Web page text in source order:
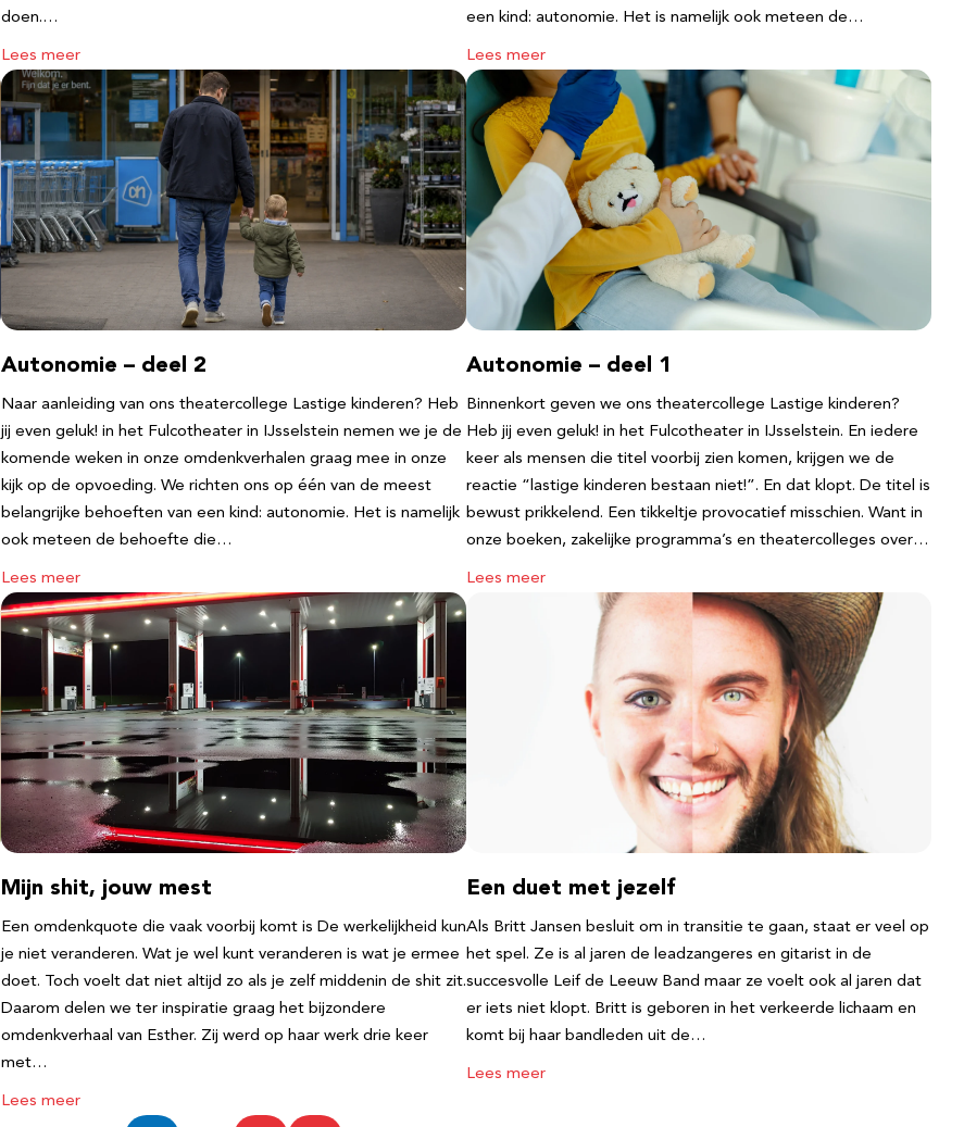
doen.…
Lees meer
een kind: autonomie. Het is namelijk ook meteen de…
Lees meer
Autonomie – deel 2
Naar aanleiding van ons theatercollege Lastige kinderen? Heb
jij even geluk! in het Fulcotheater in IJsselstein nemen we je de
komende weken in onze omdenkverhalen graag mee in onze
kijk op de opvoeding. We richten ons op één van de meest
belangrijke behoeften van een kind: autonomie. Het is namelijk
ook meteen de behoefte die…
Lees meer
Autonomie – deel 1
Binnenkort geven we ons theatercollege Lastige kinderen?
Heb jij even geluk! in het Fulcotheater in IJsselstein. En iedere
keer als mensen die titel voorbij zien komen, krijgen we de
reactie “lastige kinderen bestaan niet!”. En dat klopt. De titel is
bewust prikkelend. Een tikkeltje provocatief misschien. Want in
onze boeken, zakelijke programma’s en theatercolleges over…
Lees meer
Mijn shit, jouw mest
Een omdenkquote die vaak voorbij komt is De werkelijkheid kun
je niet veranderen. Wat je wel kunt veranderen is wat je ermee
doet. Toch voelt dat niet altijd zo als je zelf middenin de shit zit.
Daarom delen we ter inspiratie graag het bijzondere
omdenkverhaal van Esther. Zij werd op haar werk drie keer
met…
Lees meer
Een duet met jezelf
Als Britt Jansen besluit om in transitie te gaan, staat er veel op
het spel. Ze is al jaren de leadzangeres en gitarist in de
succesvolle Leif de Leeuw Band maar ze voelt ook al jaren dat
er iets niet klopt. Britt is geboren in het verkeerde lichaam en
komt bij haar bandleden uit de…
Lees meer